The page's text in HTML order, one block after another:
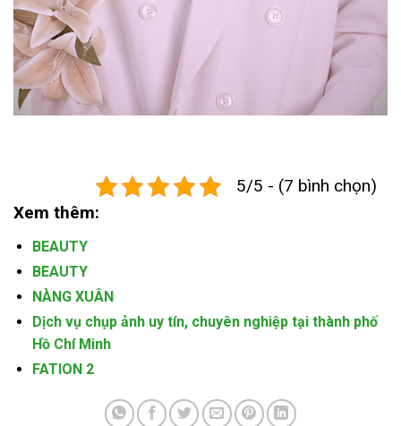
5/5 - (7 bình chọn)
Xem thêm:
BEAUTY
BEAUTY
NÀNG XUÂN
Dịch vụ chụp ảnh uy tín, chuyên nghiệp tại thành phố
Hồ Chí Minh
FATION 2